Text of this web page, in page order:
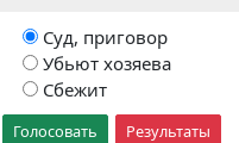
Суд, приговор
Убьют хозяева
Сбежит
Голосовать Результаты